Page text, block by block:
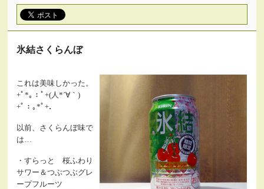
氷結さくらんぼ
これは美味しかった。
+ﾟ*｡：ﾟ+(人*´∀｀)
+ﾟ：｡*ﾟ+．
以前、さくらんぼ味で
は…
・すらっと 桜ふわり
サワー＆つぶつぶグレ
ープフルーツ